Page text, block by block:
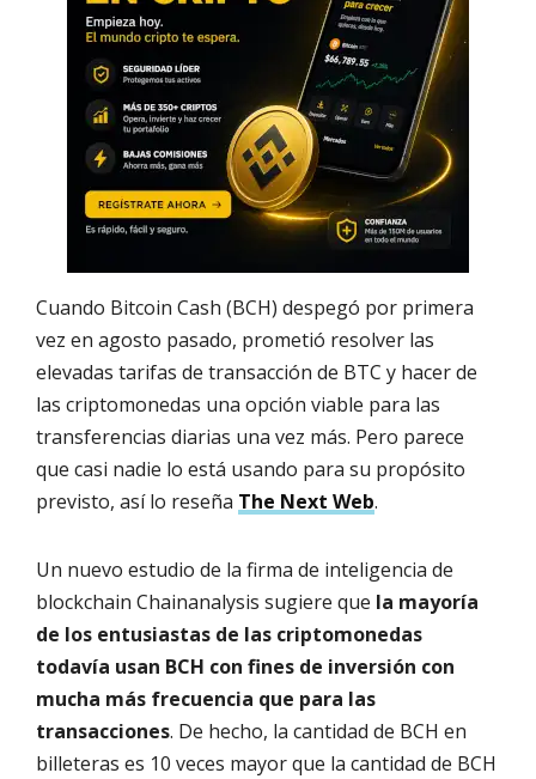
Cuando Bitcoin Cash (BCH) despegó por primera
vez en agosto pasado, prometió resolver las
elevadas tarifas de transacción de BTC y hacer de
las criptomonedas una opción viable para las
transferencias diarias una vez más. Pero parece
que casi nadie lo está usando para su propósito
previsto, así lo reseña The Next Web.
Un nuevo estudio de la firma de inteligencia de
blockchain Chainanalysis sugiere que la mayoría
de los entusiastas de las criptomonedas
todavía usan BCH con fines de inversión con
mucha más frecuencia que para las
transacciones. De hecho, la cantidad de BCH en
billeteras es 10 veces mayor que la cantidad de BCH